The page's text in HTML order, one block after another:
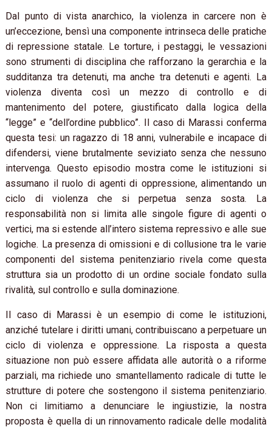
Dal punto di vista anarchico, la violenza in carcere non è
un’eccezione, bensì una componente intrinseca delle pratiche
di repressione statale. Le torture, i pestaggi, le vessazioni
sono strumenti di disciplina che rafforzano la gerarchia e la
sudditanza tra detenuti, ma anche tra detenuti e agenti. La
violenza diventa così un mezzo di controllo e di
mantenimento del potere, giustificato dalla logica della
“legge” e “dell’ordine pubblico”. Il caso di Marassi conferma
questa tesi: un ragazzo di 18 anni, vulnerabile e incapace di
difendersi, viene brutalmente seviziato senza che nessuno
intervenga. Questo episodio mostra come le istituzioni si
assumano il ruolo di agenti di oppressione, alimentando un
ciclo di violenza che si perpetua senza sosta. La
responsabilità non si limita alle singole figure di agenti o
vertici, ma si estende all’intero sistema repressivo e alle sue
logiche. La presenza di omissioni e di collusione tra le varie
componenti del sistema penitenziario rivela come questa
struttura sia un prodotto di un ordine sociale fondato sulla
rivalità, sul controllo e sulla dominazione.
Il caso di Marassi è un esempio di come le istituzioni,
anziché tutelare i diritti umani, contribuiscano a perpetuare un
ciclo di violenza e oppressione. La risposta a questa
situazione non può essere affidata alle autorità o a riforme
parziali, ma richiede uno smantellamento radicale di tutte le
strutture di potere che sostengono il sistema penitenziario.
Non ci limitiamo a denunciare le ingiustizie, la nostra
proposta è quella di un rinnovamento radicale delle modalità